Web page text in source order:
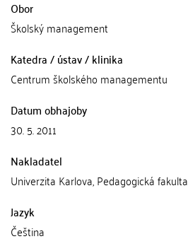
Obor
Školský management
Katedra / ústav / klinika
Centrum školského managementu
Datum obhajoby
30. 5. 2011
Nakladatel
Univerzita Karlova, Pedagogická fakulta
Jazyk
Čeština